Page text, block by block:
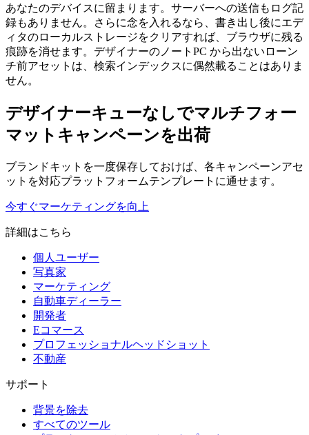
あなたのデバイスに留まります。サーバーへの送信もログ記
録もありません。さらに念を入れるなら、書き出し後にエデ
ィタのローカルストレージをクリアすれば、ブラウザに残る
痕跡を消せます。デザイナーのノートPC から出ないローン
チ前アセットは、検索インデックスに偶然載ることはありま
せん。
デザイナーキューなしでマルチフォー
マットキャンペーンを出荷
ブランドキットを一度保存しておけば、各キャンペーンアセ
ットを対応プラットフォームテンプレートに通せます。
今すぐマーケティングを向上
詳細はこちら
個人ユーザー
写真家
マーケティング
自動車ディーラー
開発者
Eコマース
プロフェッショナルヘッドショット
不動産
サポート
背景を除去
すべてのツール